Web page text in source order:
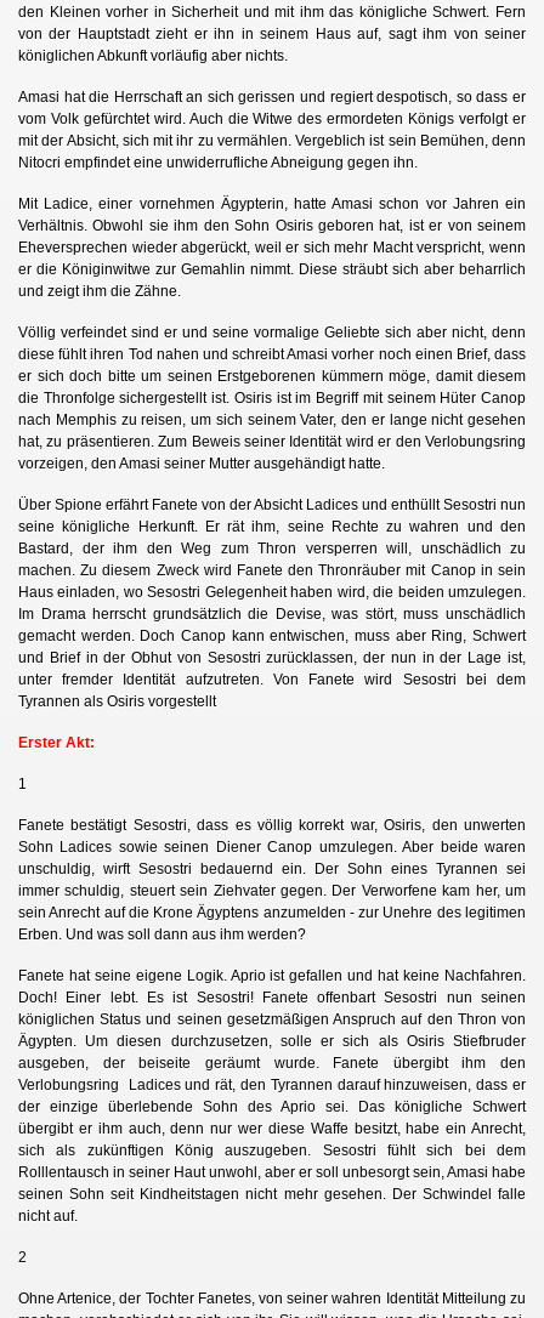
den Kleinen vorher in Sicherheit und mit ihm das königliche Schwert. Fern
von der Hauptstadt zieht er ihn in seinem Haus auf, sagt ihm von seiner
königlichen Abkunft vorläufig aber nichts.
Amasi hat die Herrschaft an sich gerissen und regiert despotisch, so dass er
vom Volk gefürchtet wird. Auch die Witwe des ermordeten Königs verfolgt er
mit der Absicht, sich mit ihr zu vermählen. Vergeblich ist sein Bemühen, denn
Nitocri empfindet eine unwiderrufliche Abneigung gegen ihn.
Mit Ladice, einer vornehmen Ägypterin, hatte Amasi schon vor Jahren ein
Verhältnis. Obwohl sie ihm den Sohn Osiris geboren hat, ist er von seinem
Eheversprechen wieder abgerückt, weil er sich mehr Macht verspricht, wenn
er die Königinwitwe zur Gemahlin nimmt. Diese sträubt sich aber beharrlich
und zeigt ihm die Zähne.
Völlig verfeindet sind er und seine vormalige Geliebte sich aber nicht, denn
diese fühlt ihren Tod nahen und schreibt Amasi vorher noch einen Brief, dass
er sich doch bitte um seinen Erstgeborenen kümmern möge, damit diesem
die Thronfolge sichergestellt ist. Osiris ist im Begriff mit seinem Hüter Canop
nach Memphis zu reisen, um sich seinem Vater, den er lange nicht gesehen
hat, zu präsentieren. Zum Beweis seiner Identität wird er den Verlobungsring
vorzeigen, den Amasi seiner Mutter ausgehändigt hatte.
Über Spione erfährt Fanete von der Absicht Ladices und enthüllt Sesostri nun
seine königliche Herkunft. Er rät ihm, seine Rechte zu wahren und den
Bastard, der ihm den Weg zum Thron versperren will, unschädlich zu
machen. Zu diesem Zweck wird Fanete den Thronräuber mit Canop in sein
Haus einladen, wo Sesostri Gelegenheit haben wird, die beiden umzulegen.
Im Drama herrscht grundsätzlich die Devise, was stört, muss unschädlich
gemacht werden. Doch Canop kann entwischen, muss aber Ring, Schwert
und Brief in der Obhut von Sesostri zurücklassen, der nun in der Lage ist,
unter fremder Identität aufzutreten. Von Fanete wird Sesostri bei dem
Tyrannen als Osiris vorgestellt
Erster Akt:
1
Fanete bestätigt Sesostri, dass es völlig korrekt war, Osiris, den unwerten
Sohn Ladices sowie seinen Diener Canop umzulegen. Aber beide waren
unschuldig, wirft Sesostri bedauernd ein. Der Sohn eines Tyrannen sei
immer schuldig, steuert sein Ziehvater gegen. Der Verworfene kam her, um
sein Anrecht auf die Krone Ägyptens anzumelden - zur Unehre des legitimen
Erben. Und was soll dann aus ihm werden?
Fanete hat seine eigene Logik. Aprio ist gefallen und hat keine Nachfahren.
Doch! Einer lebt. Es ist Sesostri! Fanete offenbart Sesostri nun seinen
königlichen Status und seinen gesetzmäßigen Anspruch auf den Thron von
Ägypten. Um diesen durchzusetzen, solle er sich als Osiris Stiefbruder
ausgeben, der beiseite geräumt wurde. Fanete übergibt ihm den
Verlobungsring Ladices und rät, den Tyrannen darauf hinzuweisen, dass er
der einzige überlebende Sohn des Aprio sei. Das königliche Schwert
übergibt er ihm auch, denn nur wer diese Waffe besitzt, habe ein Anrecht,
sich als zukünftigen König auszugeben. Sesostri fühlt sich bei dem
Rolllentausch in seiner Haut unwohl, aber er soll unbesorgt sein, Amasi habe
seinen Sohn seit Kindheitstagen nicht mehr gesehen. Der Schwindel falle
nicht auf.
2
Ohne Artenice, der Tochter Fanetes, von seiner wahren Identität Mitteilung zu